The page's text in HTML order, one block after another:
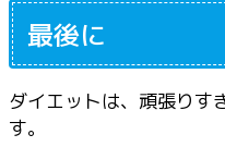
最後に
ダイエットは、頑張りす
す。